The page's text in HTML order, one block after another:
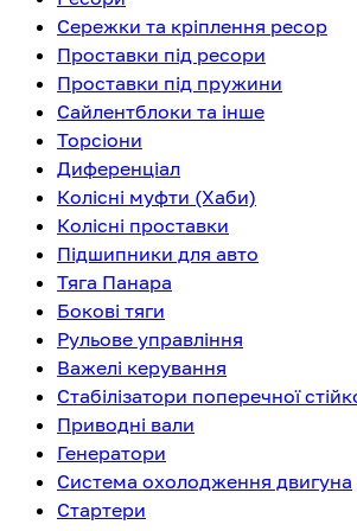
Сережки та кріплення ресор
Проставки під ресори
Проставки під пружини
Сайлентблоки та інше
Торсіони
Диференціал
Колісні муфти (Хаби)
Колісні проставки
Підшипники для авто
Тяга Панара
Бокові тяги
Рульове управління
Важелі керування
Стабілізатори поперечної
Приводні вали
Генератори
Система охолодження двигуна
Стартери